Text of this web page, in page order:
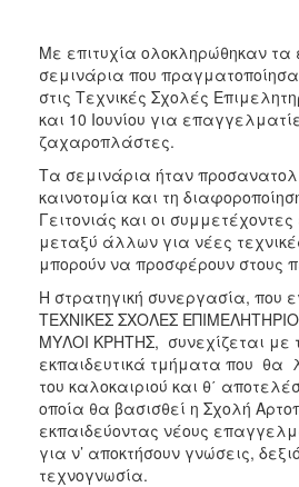
2011
ΔΗΜΟΣ
ΠΟΛΙΤΙΣΜΟΣ
ΠΟΛΗ
Με επιτυχία ολοκληρώθηκαν τα
σεμινάρια που
στις Τεχνικές Σχολές
και 10 Ιουνίου για
ζαχαροπλάστες.
Τα σεμινάρια ήταν
καινοτομία και τη
Γειτονιάς και οι
μεταξύ άλλων για νέες
μπορούν να προσφέρουν στους
Η στρατηγική συνεργασία, που
ΤΕΧΝΙΚΕΣ ΣΧΟΛΕΣ
ΜΥΛΟΙ ΚΡΗΤΗΣ, συνεχίζεται με
εκπαιδευτικά τμήματα που θα
του καλοκαιριού και θ΄
οποία θα βασισθεί η Σχολή
εκπαιδεύοντας νέους
για ν’ αποκτήσουν γνώσεις,
τεχνογνωσία.